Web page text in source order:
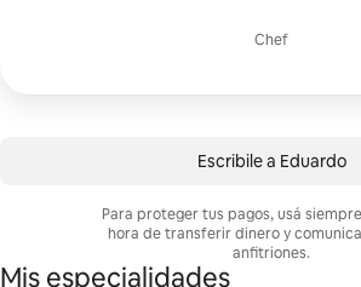
Chef
Escribile a Eduardo
Para proteger tus pagos, usá
hora de transferir dinero y
anfitriones.
Mis especialidades